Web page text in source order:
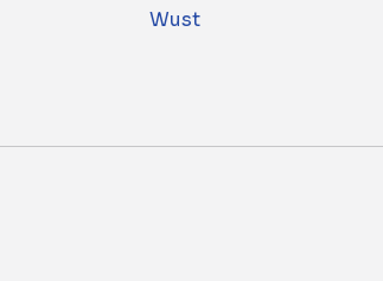
Wust